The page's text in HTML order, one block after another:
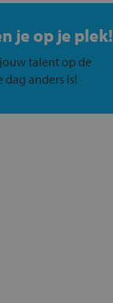
je op je plek!
talent op de
anders is!